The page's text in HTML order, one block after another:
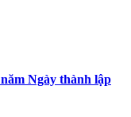
Ngày thành lập